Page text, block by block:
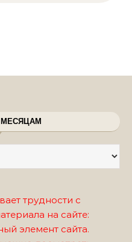
трудности с
на сайте:
элемент сайта.